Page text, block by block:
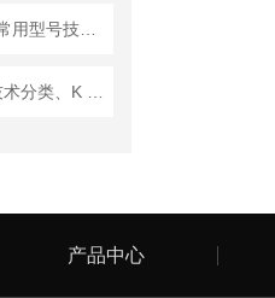
产品中心